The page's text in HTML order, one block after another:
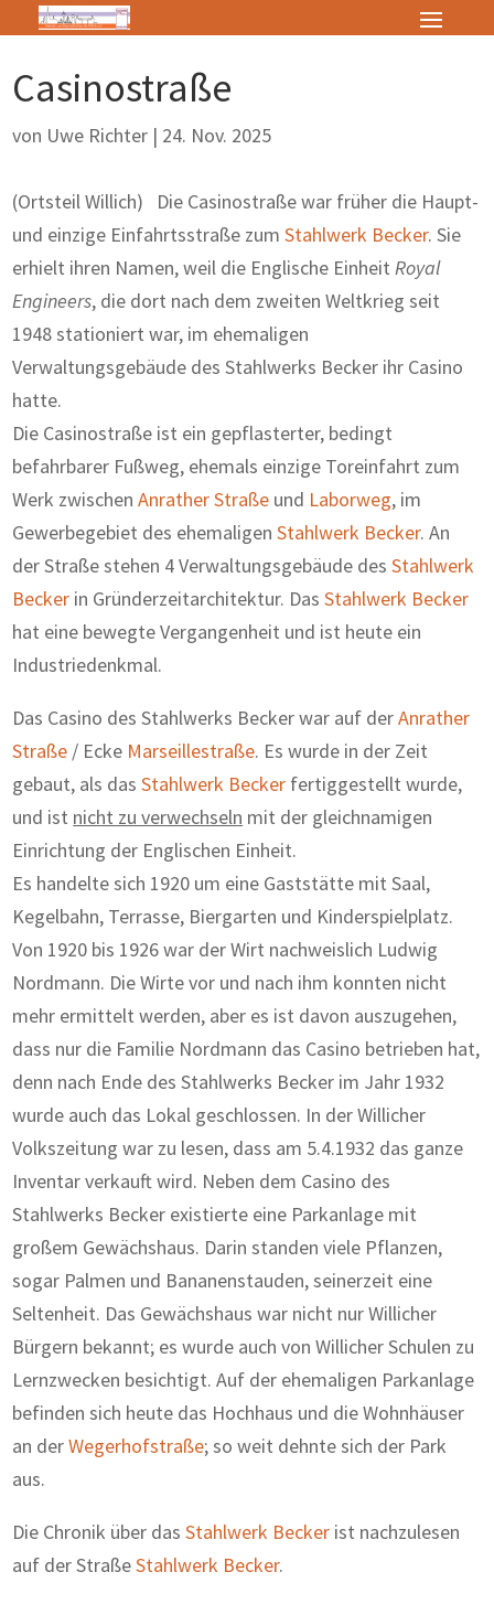
Casinostraße
von Uwe Richter | 24. Nov. 2025
(Ortsteil Willich) Die Casinostraße war früher die Haupt-
und einzige Einfahrtsstraße zumStahlwerk Becker. Sie
erhielt ihren Namen, weil die Englische EinheitRoyal
Engineers, die dort nach dem zweiten Weltkrieg seit
1948 stationiert war, im ehemaligen
Verwaltungsgebäude des Stahlwerks Becker ihr Casino
hatte.
Die Casinostraße ist ein gepflasterter, bedingt
befahrbarer Fußweg, ehemals einzige Toreinfahrt zum
Werk zwischenAnrather Straße und Laborweg, im
Gewerbegebiet des ehemaligenStahlwerk Becker. An
der Straße stehen 4 Verwaltungsgebäude desStahlwerk
Becker in Gründerzeitarchitektur. DasStahlwerk Becker
hat eine bewegte Vergangenheit und ist heute ein
Industriedenkmal.
Das Casino des Stahlwerks Becker war auf derAnrather
Straße / Ecke Marseillestraße. Es wurde in der Zeit
gebaut, als dasStahlwerk Becker fertiggestellt wurde,
und ist nicht zu verwechseln mit der gleichnamigen
Einrichtung der Englischen Einheit.
Es handelte sich 1920 um eine Gaststätte mit Saal,
Kegelbahn, Terrasse, Biergarten und Kinderspielplatz.
Von 1920 bis 1926 war der Wirt nachweislich Ludwig
Nordmann. Die Wirte vor und nach ihm konnten nicht
mehr ermittelt werden, aber es ist davon auszugehen,
dass nur die Familie Nordmann das Casino betrieben hat,
denn nach Ende des Stahlwerks Becker im Jahr 1932
wurde auch das Lokal geschlossen. In der Willicher
Volkszeitung war zu lesen, dass am 5.4.1932 das ganze
Inventar verkauft wird. Neben dem Casino des
Stahlwerks Becker existierte eine Parkanlage mit
großem Gewächshaus. Darin standen viele Pflanzen,
sogar Palmen und Bananenstauden, seinerzeit eine
Seltenheit. Das Gewächshaus war nicht nur Willicher
Bürgern bekannt; es wurde auch von Willicher Schulen zu
Lernzwecken besichtigt. Auf der ehemaligen Parkanlage
befinden sich heute das Hochhaus und die Wohnhäuser
an derWegerhofstraße; so weit dehnte sich der Park
aus.
Die Chronik über dasStahlwerk Becker ist nachzulesen
auf der StraßeStahlwerk Becker.